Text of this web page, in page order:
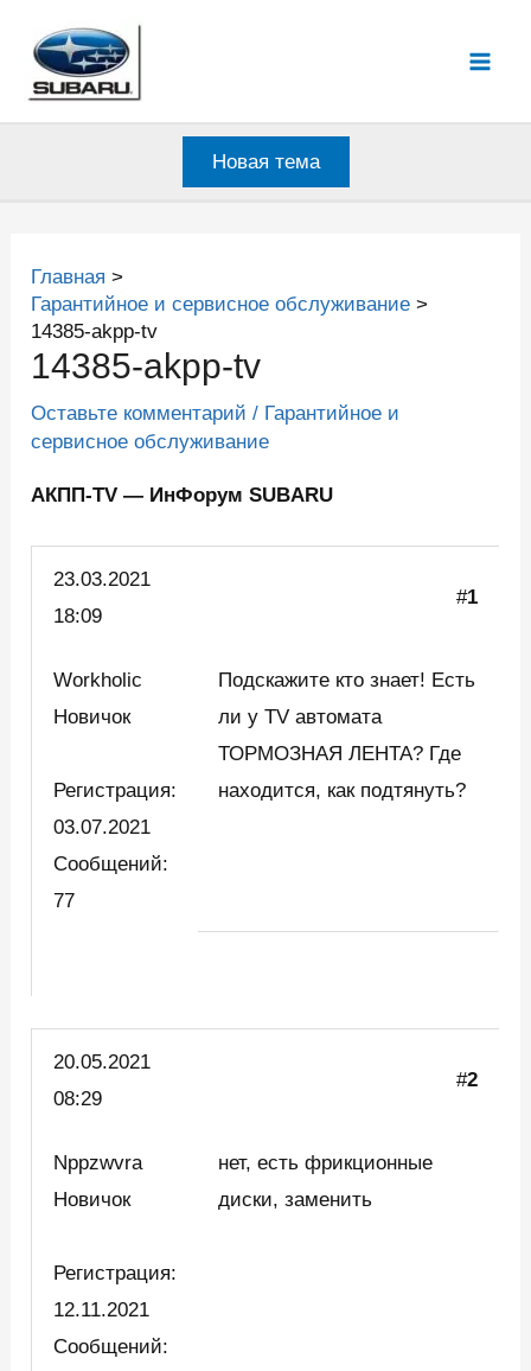
содержимому
Новая тема
Главная
Гарантийное и сервисное обслуживание
14385-akpp-tv
14385-akpp-tv
Оставьте комментарий / Гарантийное и
сервисное обслуживание
АКПП-TV — ИнФорум SUBARU
23.03.2021
18:09
#1
Workholic
Новичок
Регистрация:
03.07.2021
Сообщений:
77
Подскажите кто знает! Есть
ли у TV автомата
ТОРМОЗНАЯ ЛЕНТА? Где
находится, как подтянуть?
20.05.2021
08:29
#2
Nppzwvra
Новичок
Регистрация:
12.11.2021
Сообщений:
нет, есть фрикционные
диски, заменить